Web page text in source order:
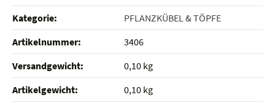
Kategorie:
PFLANZKÜBEL & TÖPFE
Artikelnummer:
3406
Versandgewicht‍:
0,10 kg
Artikelgewicht‍:
0,10 kg